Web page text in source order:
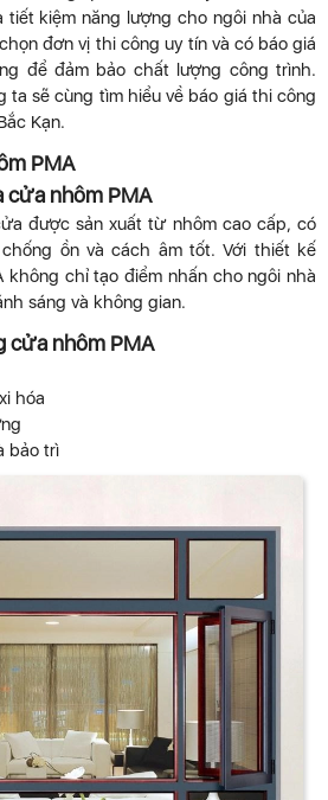
tiết kiệm năng lượng cho ngôi nhà của
đơn vị thi công uy tín và có báo giá
để đảm bảo chất lượng công trình.
ta sẽ cùng tìm hiểu về báo giá thi công
Kạn.
PMA
cửa nhôm PMA
được sản xuất từ nhôm cao cấp, có
ồn và cách âm tốt. Với thiết kế
không chỉ tạo điểm nhấn cho ngôi nhà
sáng và không gian.
cửa nhôm PMA
hóa
bảo trì